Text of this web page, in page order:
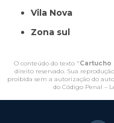
Vila Nova
Zona sul
O conteúdo do texto "Cartucho
direito reservado. Sua
proibida sem a autorização do
do Código Penal –